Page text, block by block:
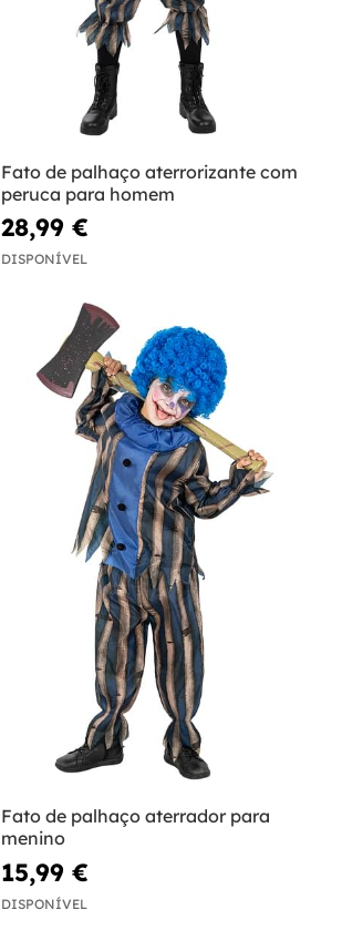
Fato de palhaço aterrorizante com
peruca para homem
28,99 €
DISPONÍVEL
Fato de palhaço aterrador para
menino
15,99 €
DISPONÍVEL